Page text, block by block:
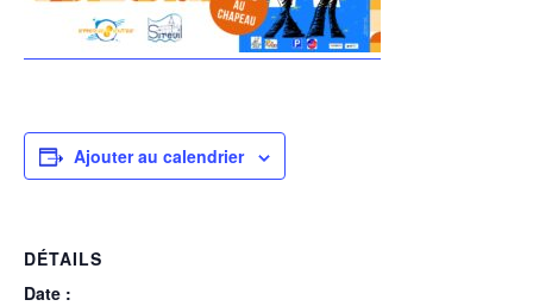
Ajouter au calendrier
DÉTAILS
Date :